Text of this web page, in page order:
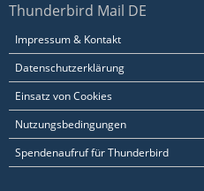
Thunderbird Mail DE
Impressum & Kontakt
Datenschutzerklärung
Einsatz von Cookies
Nutzungsbedingungen
Spendenaufruf für Thunderbird